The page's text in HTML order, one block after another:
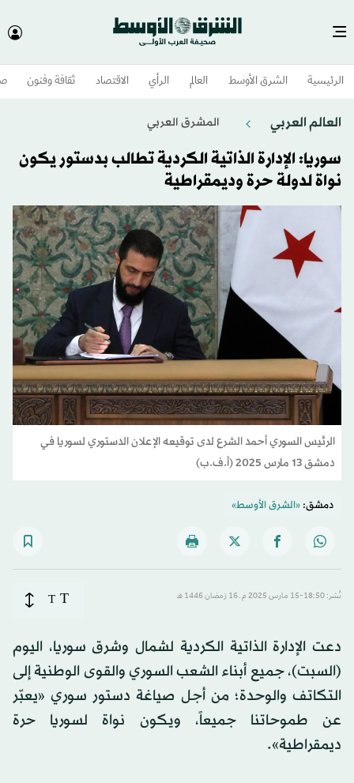
الرئيسية الشرق الأوسط​ العالم الرأي الاقتصاد ثقافة وفنون
العالم العربي المشرق العربي
سوريا: الإدارة الذاتية الكردية تطالب بدستور يكون
نواة لدولة حرة وديمقراطية
الرئيس السوري أحمد الشرع لدى توقيعه الإعلان الدستوري لسوريا في
دمشق 13 مارس 2025 (أ.ف.ب)
دمشق:«الشرق الأوسط»
نُشر: 18:50-15 مارس 2025 م ـ 16 رَمضان 1446 هـ T
T
دعت الإدارة الذاتية الكردية لشمال وشرق سوريا، اليوم
(السبت)، جميع أبناء الشعب السوري والقوى الوطنية إلى
التكاتف والوحدة؛ من أجل صياغة دستور سوري «يعبّر
عن طموحاتنا جميعاً، ويكون نواة لسوريا حرة
ديمقراطية».